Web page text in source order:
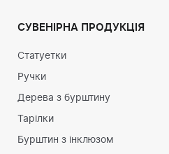
СУВЕНІРНА ПРОДУКЦІЯ
Статуетки
Ручки
Дерева з бурштину
Тарілки
Бурштин з інклюзом